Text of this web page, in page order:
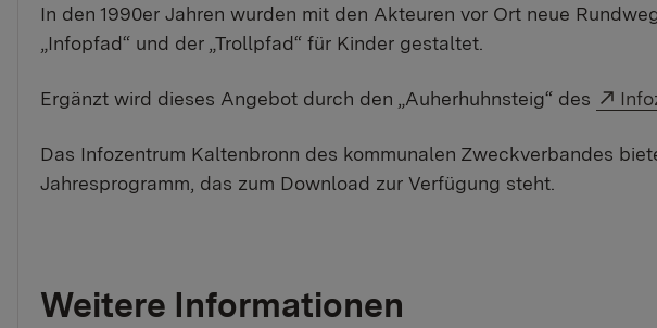
In den 1990er Jahren wurden mit den Akteuren vor Ort neue
„Infopfad“ und der „Trollpfad“ für Kinder gestaltet.
Ergänzt wird dieses Angebot durch den „Auherhuhnsteig“ des
Das Infozentrum Kaltenbronn des kommunalen Zweckverbandes
Jahresprogramm, das zum Download zur Verfügung steht.
Weitere Informationen